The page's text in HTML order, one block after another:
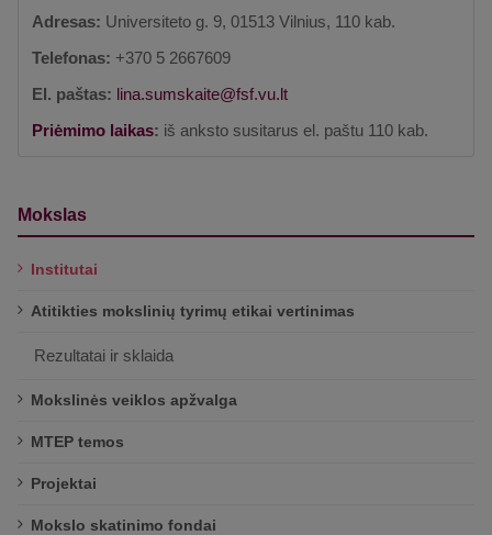
Adresas: Universiteto g. 9, 01513 Vilnius, 110 kab.
Telefonas: +370 5 2667609
El. paštas:
Priėmimo laikas: iš anksto susitarus el. paštu 110 kab.
Mokslas
Institutai
Atitikties mokslinių tyrimų etikai vertinimas
Rezultatai ir sklaida
Mokslinės veiklos apžvalga
MTEP temos
Projektai
Mokslo skatinimo fondai